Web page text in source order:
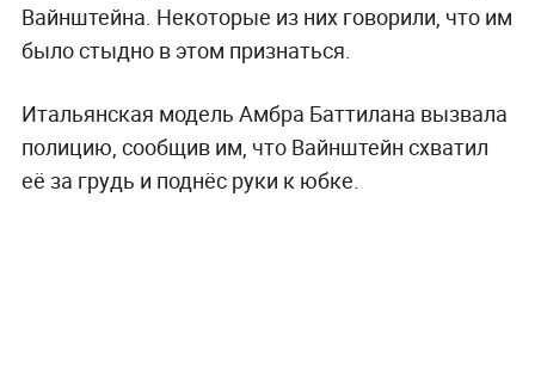
Вайнштейна. Некоторые из них говорили, что им
было стыдно в этом признаться.
Итальянская модель Амбра Баттилана вызвала
полицию, сообщив им, что Вайнштейн схватил
её за грудь и поднёс руки к юбке.